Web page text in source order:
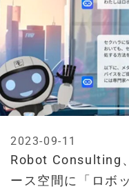
Robot Consulting
ース空間に「ロボ
2023-09-11